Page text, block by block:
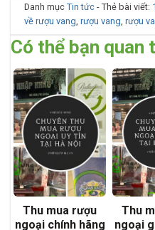
Danh mụcTin tức - Thẻ bài viết:
về rượu vang,rượu vang,rượu
Có thể bạn quan
Thu mua rượu
ngoại chính hãng
Thu
ngoại